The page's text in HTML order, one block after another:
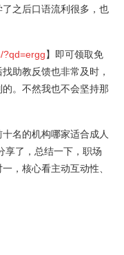
之后口语流利很多，也
?qd=ergg】即可领取免
助教反馈也非常及时，
。不然我也不会坚持那
名的机构哪家适合成人
享了，总结一下，职场
，核心看主动互动性、